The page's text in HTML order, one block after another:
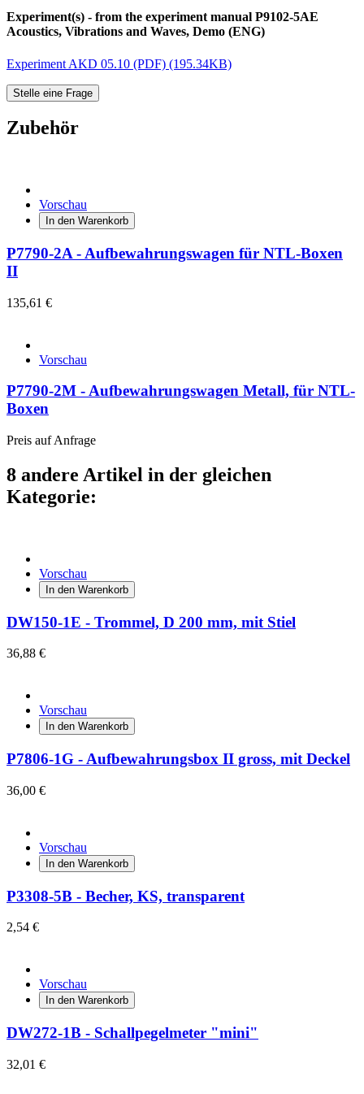
Experiment(s) - from the experiment manual P9102-5AE
Acoustics, Vibrations and Waves, Demo (ENG)
Experiment AKD 05.10 (PDF) (195.34KB)
Stelle eine Frage
Zubehör
Vorschau
In den Warenkorb
P7790-2A - Aufbewahrungswagen für NTL-Boxen
II
135,61 €
Vorschau
P7790-2M - Aufbewahrungswagen Metall, für NTL-
Boxen
Preis auf Anfrage
8 andere Artikel in der gleichen
Kategorie:
Vorschau
In den Warenkorb
DW150-1E - Trommel, D 200 mm, mit Stiel
36,88 €
Vorschau
In den Warenkorb
P7806-1G - Aufbewahrungsbox II gross, mit Deckel
36,00 €
Vorschau
In den Warenkorb
P3308-5B - Becher, KS, transparent
2,54 €
Vorschau
In den Warenkorb
DW272-1B - Schallpegelmeter "mini"
32,01 €